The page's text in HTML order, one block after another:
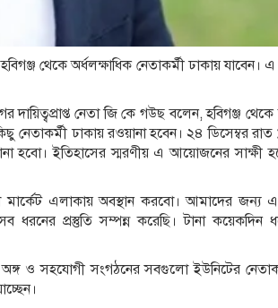
থেকে অর্ধলক্ষাধিক নেতাকর্মী ঢাকায়
দায়িত্বপ্রাপ্ত নেতা জি কে গউছ বলেন, হবিগঞ্জ
ঢাকায় রওয়ানা হবেন। ২৪ ডিসেম্বর
হবো। ইতিহাসের স্মরণীয় এ আয়োজনের সাক্ষী
এলাকায় অবস্থান করবো। আমাদের জন্য এ
প্রস্তুতি সম্পন্ন করেছি। টানা কয়েকদিন
ও সহযোগী সংগঠনের সবগুলো ইউনিটের